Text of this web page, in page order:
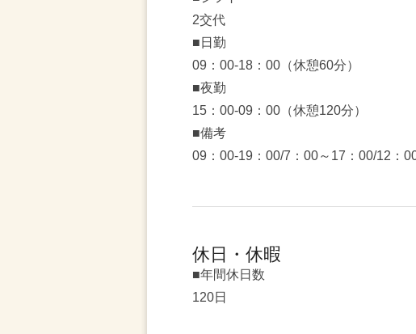
2交代
■日勤
09：00-18：00（休憩60分）
■夜勤
15：00-09：00（休憩120分）
■備考
09：00-19：00/7：00～17：00/12：
休日・休暇
■年間休日数
120日